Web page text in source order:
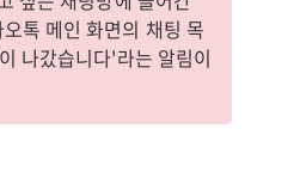
톡 메인 화면의 채팅 목
나갔습니다'라는 알림이